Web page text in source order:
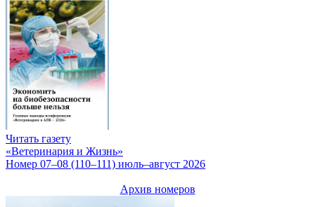
Читать газету
«Ветеринария и Жизнь»
Номер 07–08 (110–111) июль–август 2026
Архив номеров